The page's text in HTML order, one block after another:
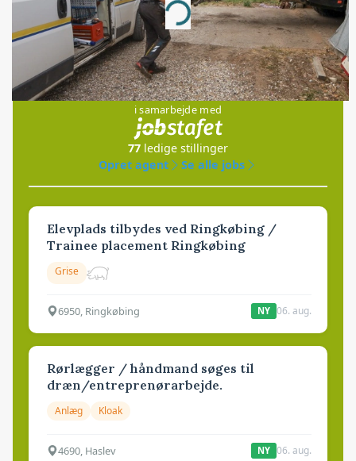
Loading...
Jobs
i samarbejde med
77 ledige stillinger
Opret agent
Se alle jobs
Elevplads tilbydes ved Ringkøbing /
Trainee placement Ringkøbing
Grise
6950, Ringkøbing NY 06. aug.
Rørlægger / håndmand søges til
dræn/entreprenørarbejde.
Anlæg Kloak
4690, Haslev NY 06. aug.